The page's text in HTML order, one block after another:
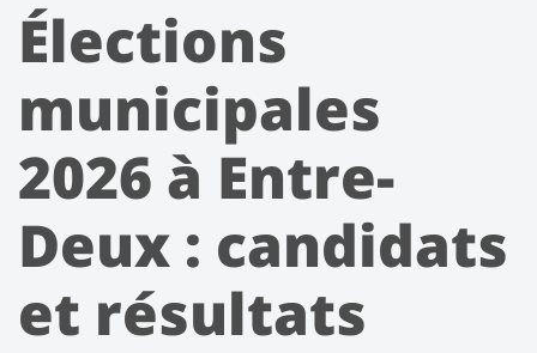
Élections
municipales
2026 à Entre-
Deux : candidats
et résultats